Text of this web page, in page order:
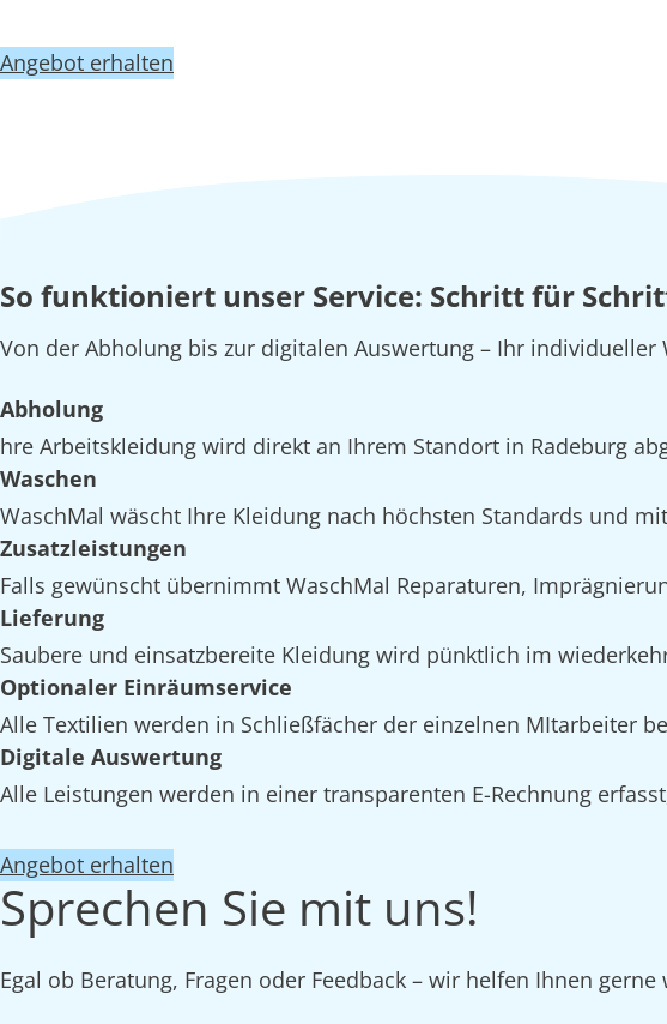
Angebot erhalten
So funktioniert unser Service: Schritt für
Von der Abholung bis zur digitalen Auswertung – Ihr individueller
Abholung
hre Arbeitskleidung wird direkt an Ihrem Standort in Radeburg
Waschen
WaschMal wäscht Ihre Kleidung nach höchsten Standards und
Zusatzleistungen
Falls gewünscht übernimmt WaschMal Reparaturen,
Lieferung
Saubere und einsatzbereite Kleidung wird pünktlich im
Optionaler Einräumservice
Alle Textilien werden in Schließfächer der einzelnen MItarbeiter
Digitale Auswertung
Alle Leistungen werden in einer transparenten E-Rechnung
Angebot erhalten
Sprechen Sie mit uns!
Egal ob Beratung, Fragen oder Feedback – wir helfen Ihnen gerne